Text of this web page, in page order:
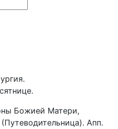
Божией Матери,
Апп.